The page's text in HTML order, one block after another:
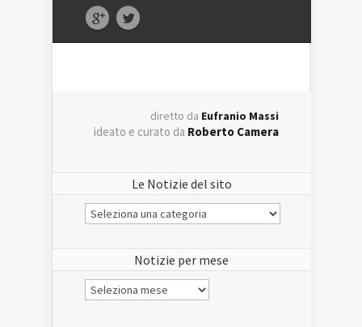
diretto da Eufranio Massi
ideato e curato da Roberto Camera
Le Notizie del sito
Le
Notizie
Notizie per mese
Notizie
per